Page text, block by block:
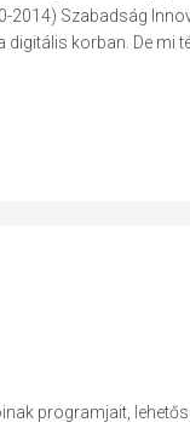
Szabadság
korban. De mi
programjait,